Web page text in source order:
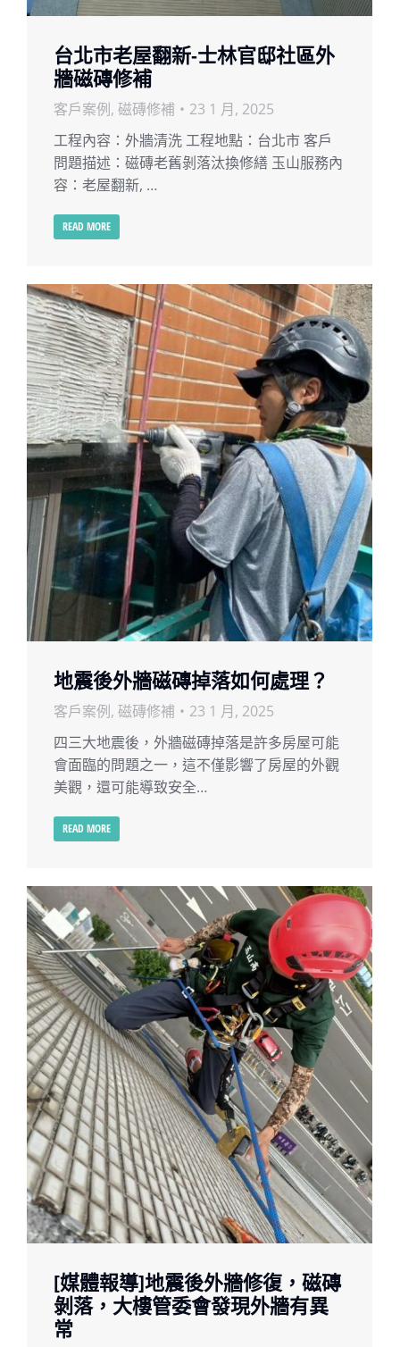
台北市老屋翻新-士林官邸社區外
牆磁磚修補
客戶案例, 磁磚修補
23 1 月, 2025
工程內容：外牆清洗 工程地點：台北市 客戶
問題描述：磁磚老舊剝落汰換修繕 玉山服務內
容：老屋翻新, …
READ MORE
地震後外牆磁磚掉落如何處理？
客戶案例, 磁磚修補
23 1 月, 2025
四三大地震後，外牆磁磚掉落是許多房屋可能
會面臨的問題之一，這不僅影響了房屋的外觀
美觀，還可能導致安全…
READ MORE
[媒體報導]地震後外牆修復，磁磚
剝落，大樓管委會發現外牆有異
常